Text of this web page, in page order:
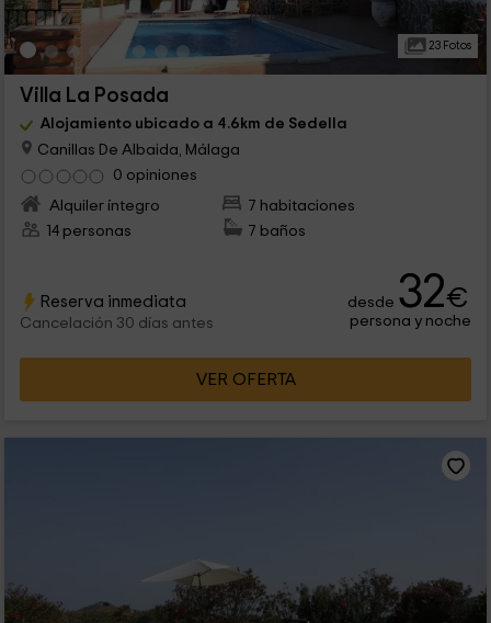
23 Fotos
Villa La Posada
Alojamiento ubicado a 4.6km de Sedella
Canillas De Albaida, Málaga
0 opiniones
Alquiler íntegro
7 habitaciones
14 personas
7 baños
Reserva inmediata
Cancelación 30 días antes
desde 32€
persona y noche
VER OFERTA